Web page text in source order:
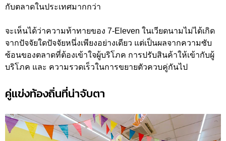
กับตลาดในประเทศมากกว่า
จะเห็นได้ว่าความท้าทายของ 7-Eleven ในเวียดนามไม่ได้เกิด
จากปัจจัยใดปัจจัยหนึ่งเพียงอย่างเดียว แต่เป็นผลจากความซับ
ซ้อนของตลาดที่ต้องเข้าใจผู้บริโภค การปรับสินค้าให้เข้ากับผู้
บริโภค และ ความรวดเร็วในการขยายตัวควบคู่กันไป
คู่แข่งท้องถิ่นที่น่าจับตา